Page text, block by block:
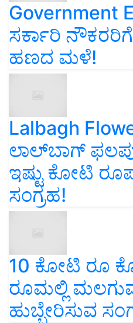
Government
ಸರ್ಕಾರಿ
ಹಣದ ಮಳೆ!
Lalbagh
ಲಾಲ್‌ಬಾಗ್
ಇಷ್ಟು ಕೋಟಿ
ಸಂಗ್ರಹ!
10 ಕೋಟಿ ರೂ
ರೂಮಲ್ಲಿ
ಹುಬ್ಬೇರಿಸುವ